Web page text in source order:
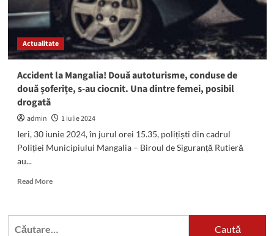
de
a
FUGIT
polițiștii
după
Actualitate
Accident la Mangalia! Două autoturisme, conduse de
două șoferițe, s-au ciocnit. Una dintre femei, posibil
drogată
admin
1 iulie 2024
Ieri, 30 iunie 2024, în jurul orei 15.35, polițiști din cadrul
Poliției Municipiului Mangalia – Biroul de Siguranță Rutieră
au...
Read MoreRead
Accident
Caută